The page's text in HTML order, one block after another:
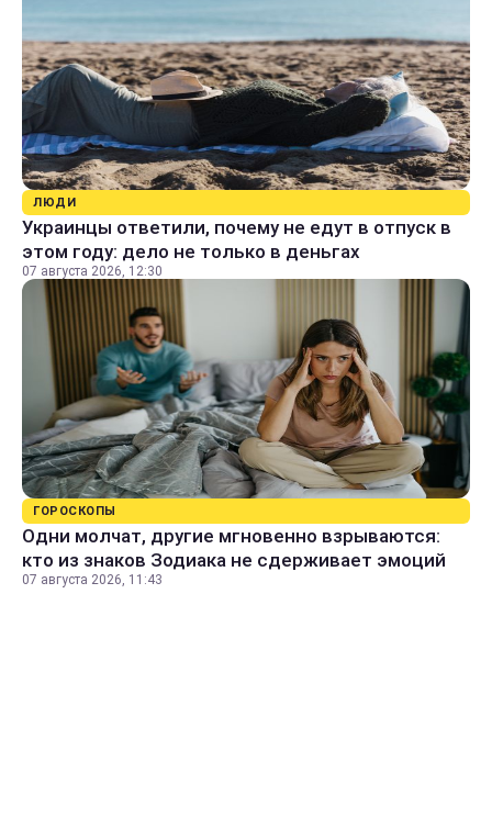
ЛЮДИ
Украинцы ответили, почему не едут в отпуск в
этом году: дело не только в деньгах
07 августа 2026, 12:30
ГОРОСКОПЫ
Одни молчат, другие мгновенно взрываются:
кто из знаков Зодиака не сдерживает эмоций
07 августа 2026, 11:43